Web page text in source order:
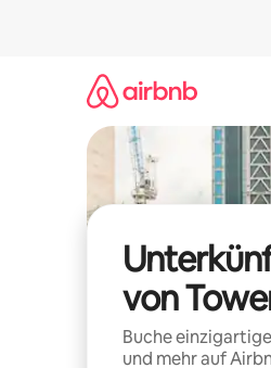
von
Buche
und mehr auf